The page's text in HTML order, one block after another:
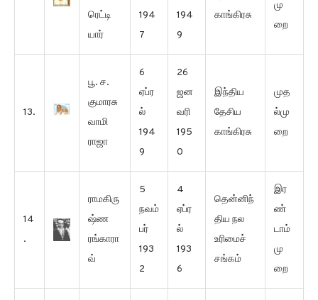
ரெட்டி
யார்
194
7
194
9
காங்கிரசு
மு
றை
13.
பூ. ச.
குமாரசு
வாமி
ராஜா
6
ஏப்ர
ல்
194
9
26
ஜன
வரி
195
0
இந்திய
தேசிய
காங்கிரசு
முத
ல்மு
றை
14
.
ராமகிரு
ஷ்ண
ரங்காரா
வ்
5
நவம்
பர்
193
2
4
ஏப்ர
ல்
193
6
தென்னிந்
திய நல
உரிமைச்
சங்கம்
இர
ண்
டாம்
மு
றை